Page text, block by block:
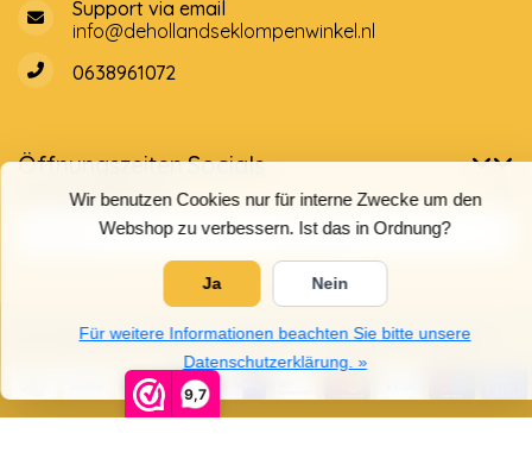
9,7
Wir benutzen Cookies nur für interne Zwecke um den
Webshop zu verbessern. Ist das in Ordnung?
Ja Nein
Für weitere Informationen beachten Sie bitte unsere
Datenschutzerklärung. »
Support via email
info@dehollandseklompenwinkel.nl
0638961072
ÖffnungszeitenSocials
Kundendienst
© Copyright 2026 Der Holländische Holzschuhe Laden